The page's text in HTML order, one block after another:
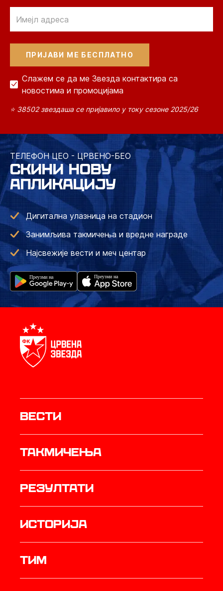
Слажем се да ме Звезда контактира са
новостима и промоцијама
⭐ 38502 звездаша се пријавило у току сезоне 2025/26
ТЕЛЕФОН ЦЕО - ЦРВЕНО-БЕО
СКИНИ НОВУ
АПЛИКАЦИЈУ
Дигитална улазница на стадион
Занимљива такмичења и вредне награде
Најсвежије вести и меч центар
Вести
Такмичења
резултати
историја
ТИМ